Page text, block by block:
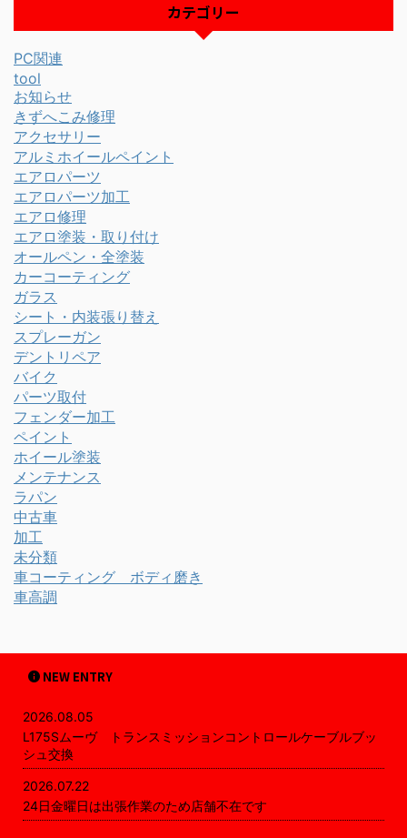
カテゴリー
PC関連
tool
お知らせ
きずへこみ修理
アクセサリー
アルミホイールペイント
エアロパーツ
エアロパーツ加工
エアロ修理
エアロ塗装・取り付け
オールペン・全塗装
カーコーティング
ガラス
シート・内装張り替え
スプレーガン
デントリペア
バイク
パーツ取付
フェンダー加工
ペイント
ホイール塗装
メンテナンス
ラパン
中古車
加工
未分類
車コーティング ボディ磨き
車高調
NEW ENTRY
2026.08.05
L175Sムーヴ トランスミッションコントロールケーブルブッ
シュ交換
2026.07.22
24日金曜日は出張作業のため店舗不在です